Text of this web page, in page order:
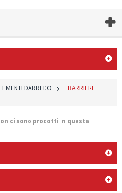
DARREDO >
BARRIERE
ci sono prodotti in questa